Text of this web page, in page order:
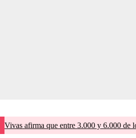
Vivas afirma que entre 3.000 y 6.000 de